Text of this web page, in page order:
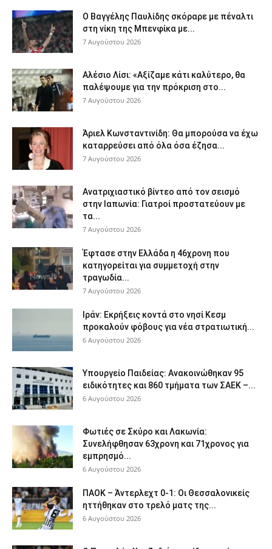
Ο Βαγγέλης Παυλίδης σκόραρε με πέναλτι
στη νίκη της Μπενφίκα με...
7 Αυγούστου 2026
Αλέσιο Λίσι: «Αξίζαμε κάτι καλύτερο, θα
παλέψουμε για την πρόκριση στο...
7 Αυγούστου 2026
Άριελ Κωνσταντινίδη: Θα μπορούσα να έχω
καταρρεύσει από όλα όσα έζησα...
7 Αυγούστου 2026
Ανατριχιαστικό βίντεο από τον σεισμό
στην Ιαπωνία: Γιατροί προστατεύουν με
τα...
7 Αυγούστου 2026
Έφτασε στην Ελλάδα η 46χρονη που
κατηγορείται για συμμετοχή στην
τραγωδία...
7 Αυγούστου 2026
Ιράν: Εκρήξεις κοντά στο νησί Κεσμ
προκαλούν φόβους για νέα στρατιωτική...
6 Αυγούστου 2026
Υπουργείο Παιδείας: Ανακοινώθηκαν 95
ειδικότητες και 860 τμήματα των ΣΑΕΚ –...
6 Αυγούστου 2026
Φωτιές σε Σκύρο και Λακωνία:
Συνελήφθησαν 63χρονη και 71χρονος για
εμπρησμό...
6 Αυγούστου 2026
ΠΑΟΚ – Άντερλεχτ 0-1: Οι Θεσσαλονικείς
ηττήθηκαν στο τρελό ματς της...
6 Αυγούστου 2026